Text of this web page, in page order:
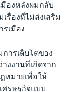
มืองหลังผมกลับ
รื่องที่ไม่ส่งเสริม
เมือง
ารเติบโตของ
งงานที่เกิดจาก
หมายเพื่อให้
ศรษฐกิจแบบ